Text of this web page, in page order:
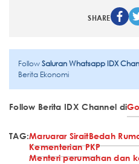
SHARE
FollowSaluran Whatsapp IDX
Berita Ekonomi
Follow Berita IDX Channel di
TAG:Maruarar SiraitBedah
Kementerian PKP
Menteri perumahan dan